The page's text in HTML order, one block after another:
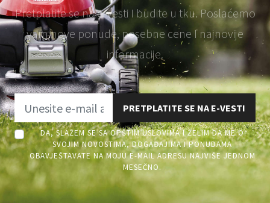
Pretplatite se na e-vesti I budite u tku. Poslaćemo
vam nove ponude, posebne cene I najnovije
informacije.
PRETPLATITE SE NA E-VESTI
DA, SLAŽEM SE SA OPŠTIM USLOVIMA I ŽELIM DA ME O
SVOJIM NOVOSTIMA, DOGAĐAJIMA I PONUDAMA
OBAVJEŠTAVATE NA MOJU E-MAIL ADRESU NAJVIŠE JEDNOM
MESEČNO.